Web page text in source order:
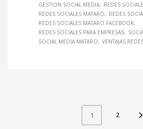
GESTION SOCIAL MEDIA
REDES
REDES SOCIALES MATARO
REDES
REDES SOCIALES MATARO FACEBOOK
REDES SOCIALES PARA EMPRESAS
SOCIAL MEDIA MATARO
VENTAJAS
1 2